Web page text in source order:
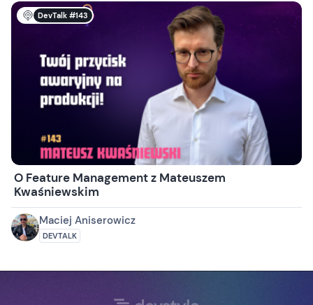
DevTalk #143
O Feature Management z Mateuszem
Kwaśniewskim
Maciej Aniserowicz
DEVTALK